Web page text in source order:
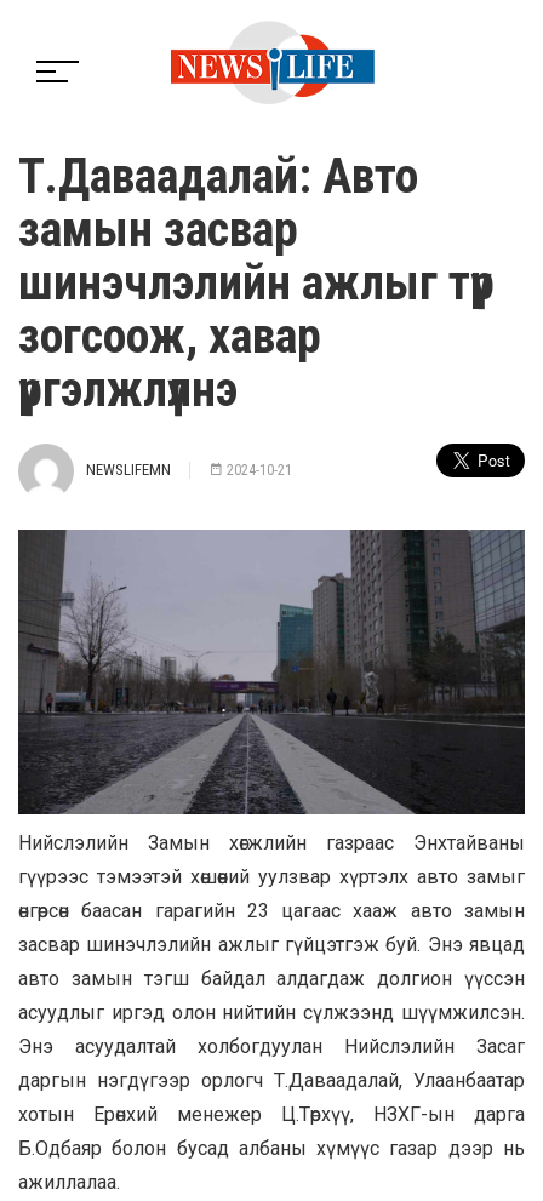
Т.Даваадалай: Авто
замын засвар
шинэчлэлийн ажлыг түр
зогсоож, хавар
үргэлжлүүлнэ
NEWSLIFEMN 2024-10-21
Нийслэлийн Замын хөгжлийн газраас Энхтайваны
гүүрээс тэмээтэй хөшөөний уулзвар хүртэлх авто замыг
өнгөрсөн баасан гарагийн 23 цагаас хааж авто замын
засвар шинэчлэлийн ажлыг гүйцэтгэж буй. Энэ явцад
авто замын тэгш байдал алдагдаж долгион үүссэн
асуудлыг иргэд олон нийтийн сүлжээнд шүүмжилсэн.
Энэ асуудалтай холбогдуулан Нийслэлийн Засаг
даргын нэгдүгээр орлогч Т.Даваадалай, Улаанбаатар
хотын Ерөнхий менежер Ц.Төрхүү, НЗХГ-ын дарга
Б.Одбаяр болон бусад албаны хүмүүс газар дээр нь
ажиллалаа.